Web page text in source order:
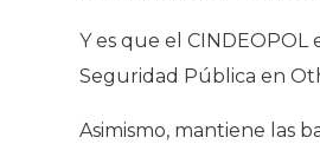
Y es que el
Seguridad Pública en
Asimismo, mantiene las